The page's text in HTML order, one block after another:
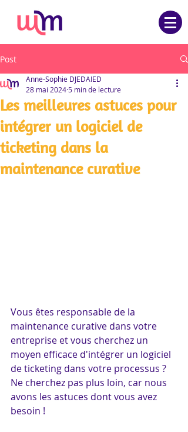
Post
Les meilleures astuces pour
intégrer un logiciel de
ticketing dans la
maintenance curative
Anne-Sophie DJEDAIED
28 mai 20245 min de lecture
Vous êtes responsable de la
maintenance curative dans votre
entreprise et vous cherchez un
moyen efficace d'intégrer un logiciel
de ticketing dans votre processus ?
Ne cherchez pas plus loin, car nous
avons les astuces dont vous avez
besoin !